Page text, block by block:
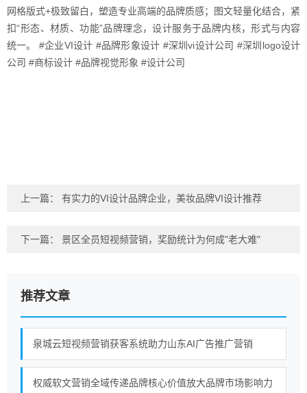
网格版式+极致留白，塑造专业高端的品牌质感；图文轻量化结合，紧
扣“形态、材质、功能”品牌理念，设计服务于品牌内核，形式与内容
统一。 #企业VI设计 #品牌形象设计 #深圳vi设计公司 #深圳logo设计
公司 #商标设计 #品牌视觉形象 #设计公司
上一篇： 有实力的VI设计品牌企业，美妆品牌VI设计推荐
下一篇： 景区全员短视频营销，奖励统计为何成"老大难"
推荐文章
泉城云短视频营销获客系统助力山东AI广告推广营销
权威软文营销全域传递品牌核心价值放大品牌市场影响力